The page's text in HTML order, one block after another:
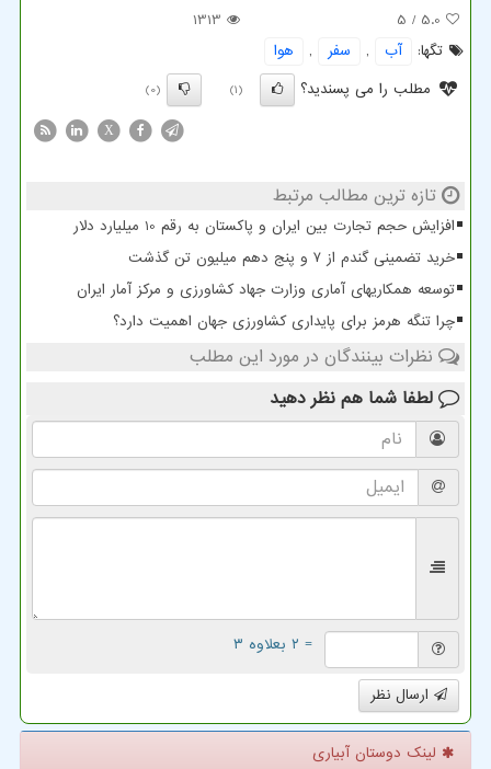
5.0
/ 5
1313
تگها:
آب , سفر ,
هوا
مطلب را می پسندید؟
(1)
(0)
X
تازه ترین مطالب مرتبط
افزایش حجم تجارت بین ایران و پاکستان به رقم 10 میلیارد دلار
خرید تضمینی گندم از ۷ و پنج دهم میلیون تن گذشت
توسعه همکاریهای آماری وزارت جهاد کشاورزی و مرکز آمار ایران
چرا تنگه هرمز برای پایداری کشاورزی جهان اهمیت دارد؟
نظرات بینندگان در مورد این مطلب
لطفا شما هم نظر دهید
= ۲ بعلاوه ۳
ارسال نظر
لینک دوستان آبیاری